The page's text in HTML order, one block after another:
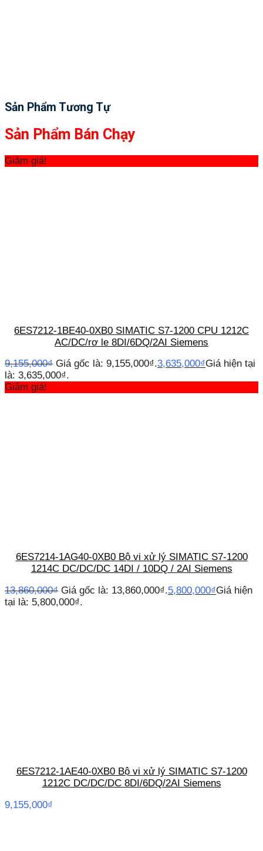
Sản Phẩm Tương Tự
Sản Phẩm Bán Chạy
Giảm giá!
6ES7212-1BE40-0XB0 SIMATIC S7-1200 CPU 1212C
AC/DC/rơ le 8DI/6DQ/2AI Siemens
9,155,000₫ Giá gốc là: 9,155,000₫.3,635,000₫Giá hiện tại
là: 3,635,000₫.
Giảm giá!
6ES7214-1AG40-0XB0 Bộ vi xử lý SIMATIC S7-1200
1214C DC/DC/DC 14DI / 10DQ / 2AI Siemens
13,860,000₫ Giá gốc là: 13,860,000₫.5,800,000₫Giá hiện
tại là: 5,800,000₫.
6ES7212-1AE40-0XB0 Bộ vi xử lý SIMATIC S7-1200
1212C DC/DC/DC 8DI/6DQ/2AI Siemens
9,155,000₫